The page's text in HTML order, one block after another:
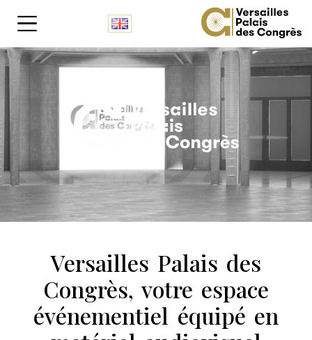
Versailles Palais des
Congrès, votre espace
événementiel équipé en